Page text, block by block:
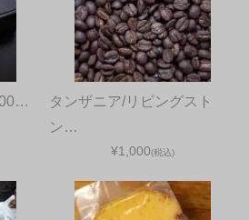
タンザニア/リビングスト
ン…
¥1,000(税込)